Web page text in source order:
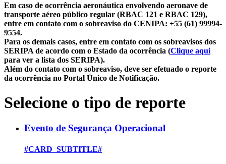
Em caso de ocorrência aeronáutica envolvendo aeronave de
transporte aéreo público regular (RBAC 121 e RBAC 129),
entre em contato com o sobreaviso do CENIPA: +55 (61) 99994-
9554.
Para os demais casos, entre em contato com os sobreavisos dos
SERIPA de acordo com o Estado da ocorrência (Clique aqui
para ver a lista dos SERIPA).
Além do contato com o sobreaviso, deve ser efetuado o reporte
da ocorrência no Portal Único de Notificação.
Selecione o tipo de reporte
Evento de Segurança Operacional
#CARD_SUBTITLE#